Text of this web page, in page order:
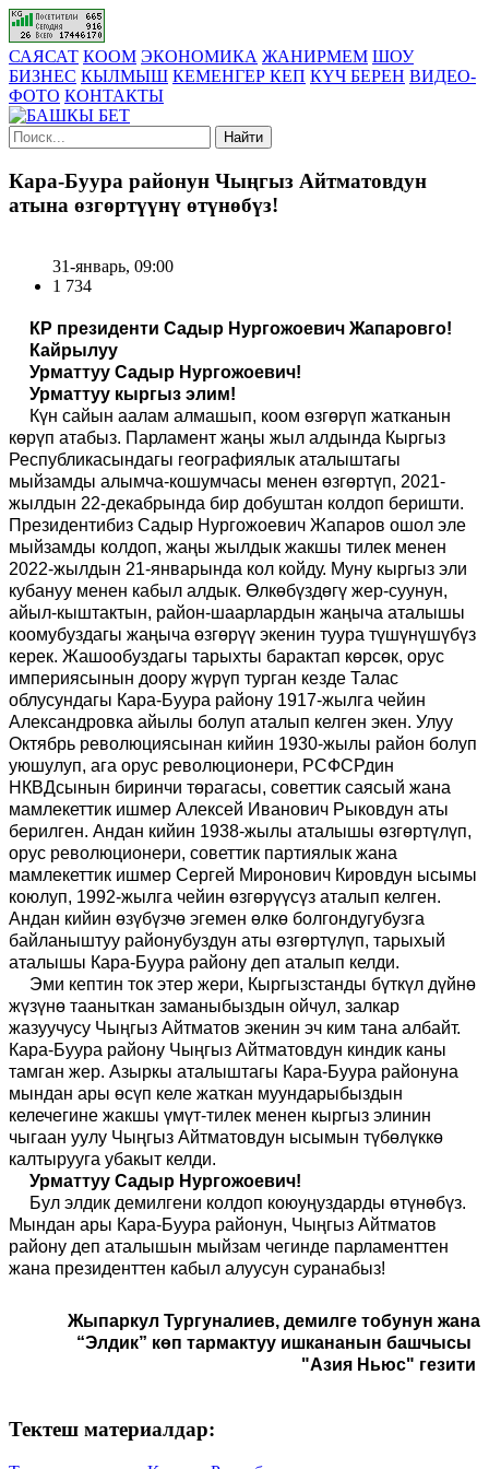
САЯСАТ КООМ ЭКОНОМИКА ЖАНИРМЕМ ШОУ
БИЗНЕС КЫЛМЫШ КЕМЕНГЕР КЕП КҮЧ БЕРЕН ВИДЕО-
ФОТО КОНТАКТЫ
Найти
Кара-Буура районун Чыңгыз Айтматовдун
атына өзгөртүүнү өтүнөбүз!
31-январь, 09:00
1 734
КР президенти Садыр Нургожоевич Жапаровго!
Кайрылуу
Урматтуу Садыр Нургожоевич!
Урматтуу кыргыз элим!
Күн сайын аалам алмашып, коом өзгөрүп жатканын
көрүп атабыз. Парламент жаңы жыл алдында Кыргыз
Республикасындагы географиялык аталыштагы
мыйзамды алымча-кошумчасы менен өзгөртүп, 2021-
жылдын 22-декабрында бир добуштан колдоп беришти.
Президентибиз Садыр Нургожоевич Жапаров ошол эле
мыйзамды колдоп, жаңы жылдык жакшы тилек менен
2022-жылдын 21-январында кол койду. Муну кыргыз эли
кубануу менен кабыл алдык. Өлкөбүздөгү жер-суунун,
айыл-кыштактын, район-шаарлардын жаңыча аталышы
коомубуздагы жаңыча өзгөрүү экенин туура түшүнүшүбүз
керек. Жашообуздагы тарыхты барактап көрсөк, орус
империясынын доору жүрүп турган кезде Талас
облусундагы Кара-Буура району 1917-жылга чейин
Александровка айылы болуп аталып келген экен. Улуу
Октябрь революциясынан кийин 1930-жылы район болуп
уюшулуп, ага орус революционери, РСФСРдин
НКВДсынын биринчи төрагасы, советтик саясый жана
мамлекеттик ишмер Алексей Иванович Рыковдун аты
берилген. Андан кийин 1938-жылы аталышы өзгөртүлүп,
орус революционери, советтик партиялык жана
мамлекеттик ишмер Сергей Миронович Кировдун ысымы
коюлуп, 1992-жылга чейин өзгөрүүсүз аталып келген.
Андан кийин өзүбүзчө эгемен өлкө болгондугубузга
байланыштуу районубуздун аты өзгөртүлүп, тарыхый
аталышы Кара-Буура району деп аталып келди.
Эми кептин ток этер жери, Кыргызстанды бүткүл дүйнө
жүзүнө тааныткан заманыбыздын ойчул, залкар
жазуучусу Чыңгыз Айтматов экенин эч ким тана албайт.
Кара-Буура району Чыңгыз Айтматовдун киндик каны
тамган жер. Азыркы аталыштагы Кара-Буура районуна
мындан ары өсүп келе жаткан муундарыбыздын
келечегине жакшы үмүт-тилек менен кыргыз элинин
чыгаан уулу Чыңгыз Айтматовдун ысымын түбөлүккө
калтырууга убакыт келди.
Урматтуу Садыр Нургожоевич!
Бул элдик демилгени колдоп коюуңуздарды өтүнөбүз.
Мындан ары Кара-Буура районун, Чыңгыз Айтматов
району деп аталышын мыйзам чегинде парламенттен
жана президенттен кабыл алуусун суранабыз!
Жыпаркул Тургуналиев, демилге тобунун жана
“Элдик” көп тармактуу ишкананын башчысы
"Азия Ньюс" гезити
Тектеш материалдар: